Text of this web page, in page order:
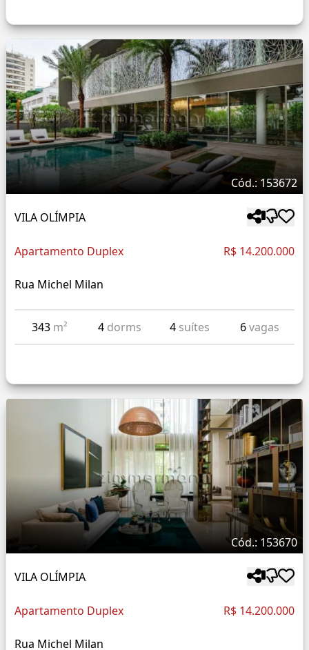
Cód.: 153672
VILA OLÍMPIA
Apartamento Duplex R$ 14.200.000
Rua Michel Milan
343 m² 4 dorms 4 suítes 6vagas
Cód.: 153670
VILA OLÍMPIA
Apartamento Duplex R$ 14.200.000
Rua Michel Milan